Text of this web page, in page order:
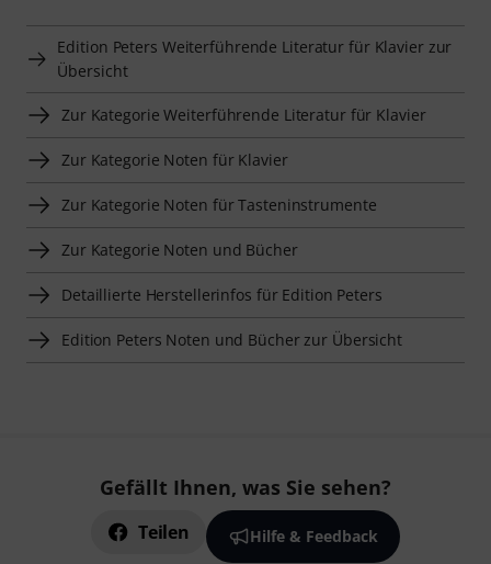
Edition Peters Weiterführende Literatur für Klavier zur
Übersicht
Zur Kategorie Weiterführende Literatur für Klavier
Zur Kategorie Noten für Klavier
Zur Kategorie Noten für Tasteninstrumente
Zur Kategorie Noten und Bücher
Detaillierte Herstellerinfos für Edition Peters
Edition Peters Noten und Bücher zur Übersicht
Gefällt Ihnen, was Sie sehen?
Teilen Hilfe & Feedback